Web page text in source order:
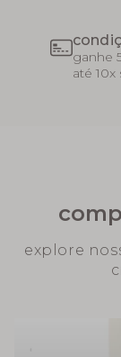
ganhe
até
explore